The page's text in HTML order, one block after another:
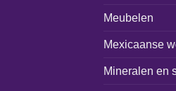
Meubelen
Mexicaanse
Mineralen en